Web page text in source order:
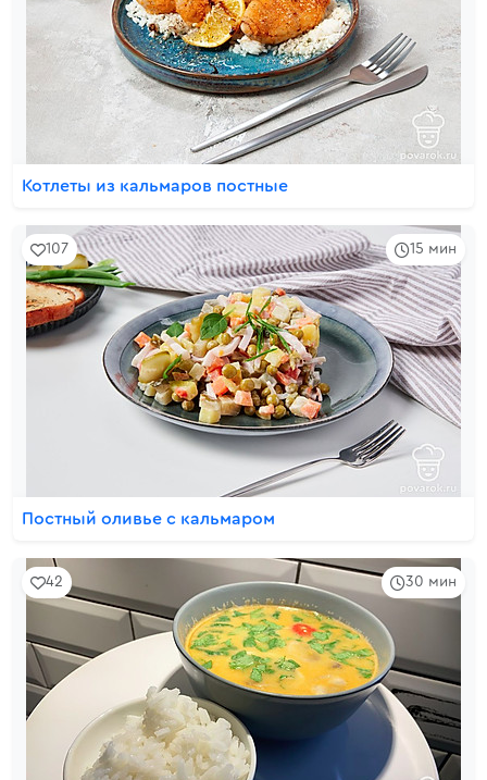
Котлеты из кальмаров постные
15 мин
107
Постный оливье с кальмаром
30 мин
42